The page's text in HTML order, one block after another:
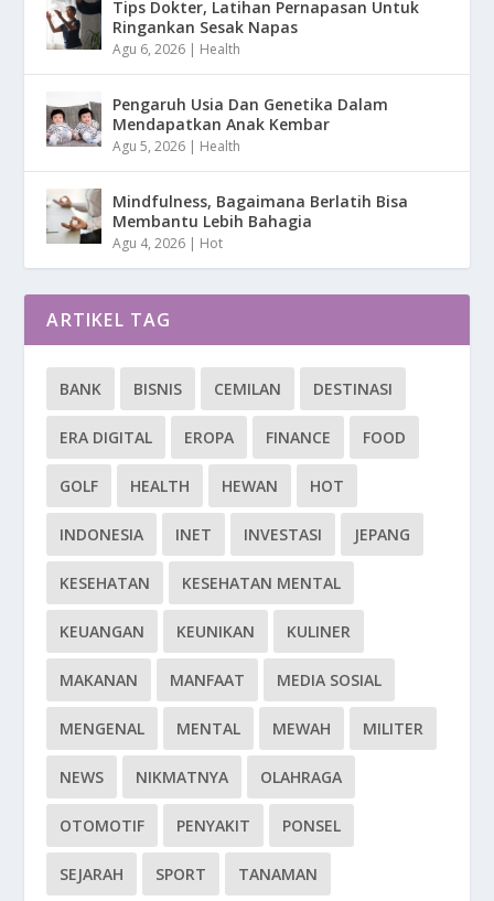
Tips Dokter, Latihan Pernapasan Untuk
Ringankan Sesak Napas
Agu 6, 2026 | Health
Pengaruh Usia Dan Genetika Dalam
Mendapatkan Anak Kembar
Agu 5, 2026 | Health
Mindfulness, Bagaimana Berlatih Bisa
Membantu Lebih Bahagia
Agu 4, 2026 | Hot
ARTIKEL TAG
BANK BISNIS CEMILAN DESTINASI
ERA DIGITAL EROPA FINANCE FOOD
GOLF HEALTH HEWAN HOT
INDONESIA INET INVESTASI JEPANG
KESEHATAN KESEHATAN MENTAL
KEUANGAN KEUNIKAN KULINER
MAKANAN MANFAAT MEDIA SOSIAL
MENGENAL MENTAL MEWAH MILITER
NEWS NIKMATNYA OLAHRAGA
OTOMOTIF PENYAKIT PONSEL
SEJARAH SPORT TANAMAN